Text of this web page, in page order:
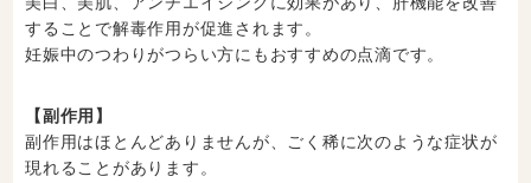
することで解毒作用が促進されます。
妊娠中のつわりがつらい方にもおすすめの点滴です。
【副作用】
副作用はほとんどありませんが、ごく稀に次のような症状が
現れることがあります。